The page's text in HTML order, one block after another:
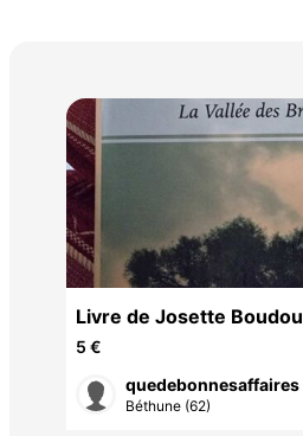
Livre de Josette Boudou
5 €
quedebonnesaffaires
Béthune (62)